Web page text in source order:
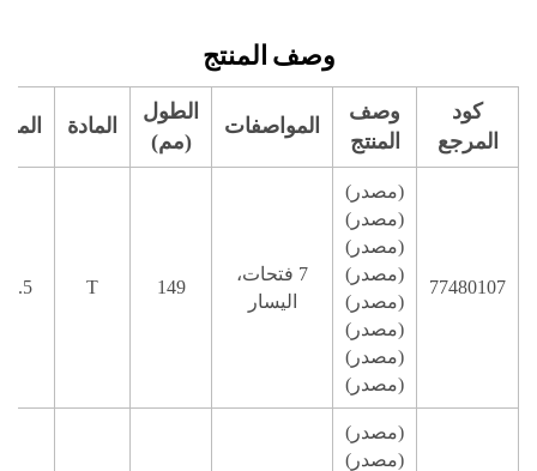
وصف المنتج
كود
المرجع
وصف
المنتج
المواصفات
الطول
(مم)
المادة
77480107
(مصدر)
(مصدر)
(مصدر)
(مصدر)
(مصدر)
(مصدر)
(مصدر)
(مصدر)
7 فتحات،
اليسار
149
T 3.5 مم
(مصدر)
(مصدر)